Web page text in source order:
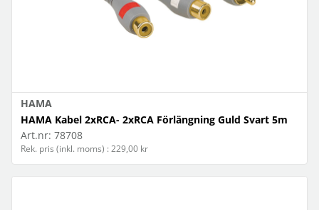
HAMA
HAMA Kabel 2xRCA- 2xRCA Förlängning Guld Svart 5m
Art.nr: 78708
Rek. pris (inkl. moms) : 229,00 kr